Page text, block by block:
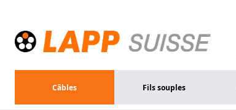
Câbles Fils souples